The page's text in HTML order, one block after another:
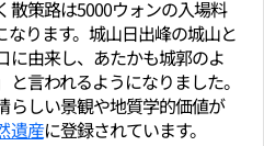
散策路は5000ウォンの入場料
ります。城山日出峰の城山と
に由来し、あたかも城郭のよ
言われるようになりました。
らしい景観や地質学的価値が
遺産に登録されています。